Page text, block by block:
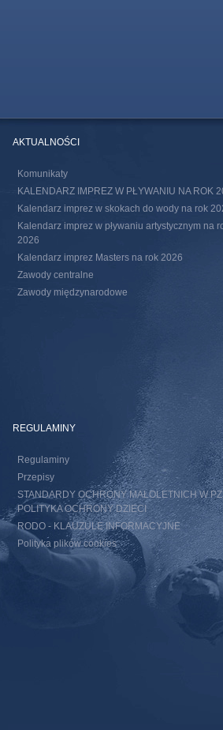
AKTUALNOŚCI
Komunikaty
KALENDARZ IMPREZ W PŁYWANIU NA ROK
Kalendarz imprez w skokach do wody na rok
Kalendarz imprez w pływaniu artystycznym na
2026
Kalendarz imprez Masters na rok 2026
Zawody centralne
Zawody międzynarodowe
REGULAMINY
Regulaminy
Przepisy
STANDARDY OCHRONY MAŁOLETNICH W
POLITYKA OCHRONY DZIECI
RODO - KLAUZULE INFORMACYJNE
Polityka plików cookies